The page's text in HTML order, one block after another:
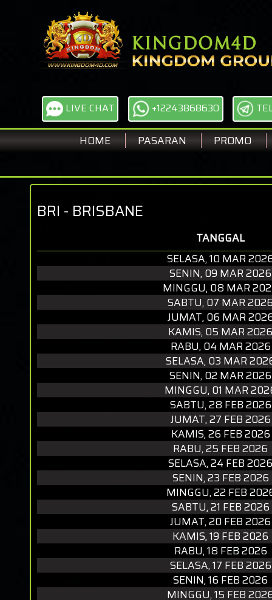
LIVE CHAT +12243868630
HOME PASARAN PROMO
BRI - BRISBANE
TANGGAL
SELASA, 10 MAR
SENIN, 09 MAR 2026
MINGGU, 08 MAR
SABTU, 07 MAR
JUMAT, 06 MAR
KAMIS, 05 MAR 2026
RABU, 04 MAR 2026
SELASA, 03 MAR
SENIN, 02 MAR 2026
MINGGU, 01 MAR
SABTU, 28 FEB 2026
JUMAT, 27 FEB 2026
KAMIS, 26 FEB 2026
RABU, 25 FEB 2026
SELASA, 24 FEB 2026
SENIN, 23 FEB 2026
MINGGU, 22 FEB
SABTU, 21 FEB 2026
JUMAT, 20 FEB 2026
KAMIS, 19 FEB 2026
RABU, 18 FEB 2026
SELASA, 17 FEB 2026
SENIN, 16 FEB 2026
MINGGU, 15 FEB